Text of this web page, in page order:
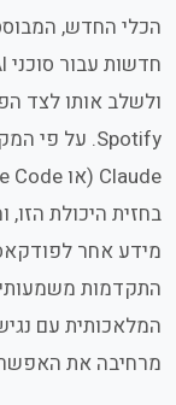
הכלי החדש,
ולשלב אותו לצד
בחזית היכולת הזו,
מידע אחר
התקדמות
מרחיבה את